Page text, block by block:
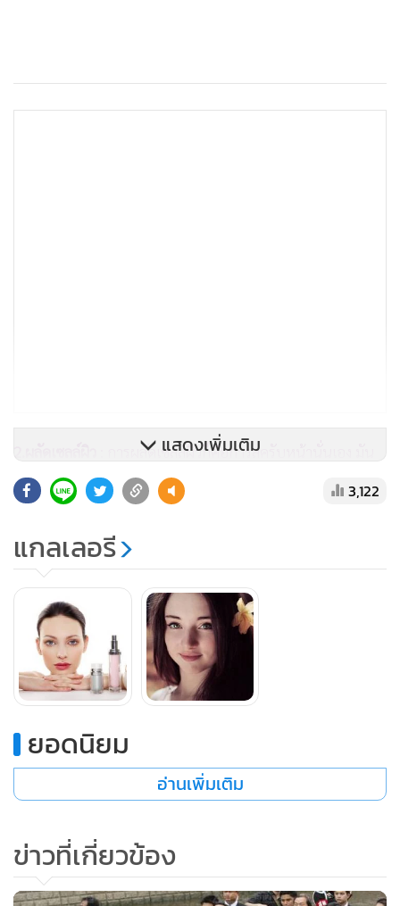
2.ผลัดเซลล์ผิว
: การผลัดเซลล์ผิวก็คือการสครับหน้านั่นเอง มัน
จะช่วยกำจัดเซลล์ผิวที่ตายแล้วให้หลุดออกจากใบหน้าพร้อมกับ
บำรุงผิวหน้าไปด้วย สามารถหาซื้อสครับได้ทั่วไปตามร้านค้า
ใหญ่จะสกัดจากธรรมชาติทั้งสิ้น ส่วนวิธีใช้นั้นก็ไม่ยากแค่นำเนื้อส
คลับนวดและถูไปบนใบหน้าทิ้งไว้สักพักแล้วล้างออก แค่นี้ก็จะ
สามารถช่วยให้ใบหน้าของเราขาวกระจ่างใสขึ้นได้ จะทำซ้ำกัน
อาทิตย์ละครั้งหรือเดือนละครั้งก็ไดแล้วแต่สะดวก
3.เซรัม: เป็นอีกวิธีที่ดีและขาดไม่ได้ในการบำรุงผิว กดเซรัม
ประมาณ 2 ปั๊ม ทาและนวดให้ทั่วใบหน้าและลำคอ แนะนำให้
เลือกเซรัมชนิดที่มีส่วนผสมของวิตามินซี เพราะจะเป็นการช่วย
บำรุงและเพิ่มอาหารผิวให้แก่ผิวหน้า
เป็นวิธีคืนสภาพผิว ซ่อมบำรุง และเพิ่มความกระจ่างใสได้ดีที่สุด
ให้แก่ใบหน้า มาสก์โคลนเป็นมาสก์ยอดนิยมในด้านความสะอาด
และกำจัดสิ่งสกปรกที่อุดตันบนใบหน้า ปรับผิวให้เนียนนุ่ม
แสดงเพิ่มเติม
3,122
แกลเลอรี
ยอดนิยม
อ่านเพิ่มเติม
ข่าวที่เกี่ยวข้อง